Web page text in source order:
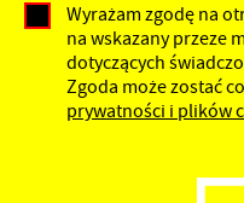
Wyrażam zgodę na
na wskazany przeze
dotyczących
Zgoda może zostać
prywatności i plików